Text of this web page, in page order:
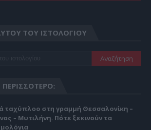
ΤΟΥ ΙΣΤΟΛΟΓΊΟΥ
ταχύπλοο στη γραμμή Θεσσαλονίκη –
– Μυτιλήνη. Πότε ξεκινούν τα